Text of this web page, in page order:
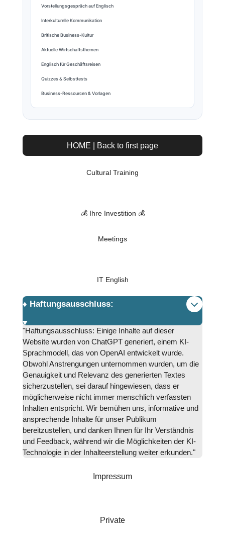
Vorstellungsgespräch auf Englisch
Interkulturelle Kommunikation
Britische Business-Kultur
Aktuelle Wirtschaftsthemen
Englisch für Geschäftsreisen
Quizzes & Selbsttests
Business-Ressourcen & Vorlagen
HOME | Back to first page
Cultural Training
💰 Ihre Investition 💰
Meetings
IT English
♦️ Haftungsausschluss:
"Haftungsausschluss: Einige Inhalte auf dieser
Website wurden von ChatGPT generiert, einem KI-
Sprachmodell, das von OpenAI entwickelt wurde.
Obwohl Anstrengungen unternommen wurden, um die
Genauigkeit und Relevanz des generierten Textes
sicherzustellen, sei darauf hingewiesen, dass er
möglicherweise nicht immer menschlich verfassten
Inhalten entspricht. Wir bemühen uns, informative und
ansprechende Inhalte für unser Publikum
bereitzustellen, und danken Ihnen für Ihr Verständnis
und Feedback, während wir die Möglichkeiten der KI-
Technologie in der Inhalteerstellung weiter erkunden."
Impressum
Private